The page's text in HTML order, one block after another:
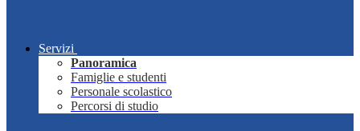
Servizi
Panoramica
Famiglie e studenti
Personale scolastico
Percorsi di studio